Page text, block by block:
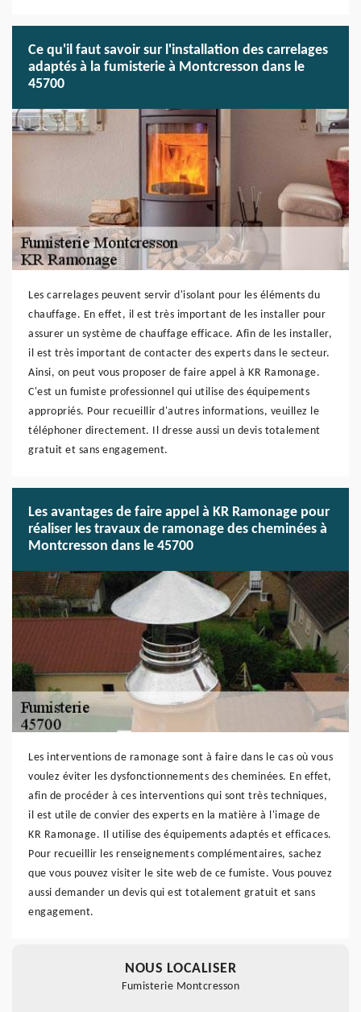
Ce qu'il faut savoir sur l'installation des carrelages
adaptés à la fumisterie à Montcresson dans le
45700
Les carrelages peuvent servir d'isolant pour les éléments du
chauffage. En effet, il est très important de les installer pour
assurer un système de chauffage efficace. Afin de les installer,
il est très important de contacter des experts dans le secteur.
Ainsi, on peut vous proposer de faire appel à KR Ramonage.
C'est un fumiste professionnel qui utilise des équipements
appropriés. Pour recueillir d'autres informations, veuillez le
téléphoner directement. Il dresse aussi un devis totalement
gratuit et sans engagement.
Les avantages de faire appel à KR Ramonage pour
réaliser les travaux de ramonage des cheminées à
Montcresson dans le 45700
Les interventions de ramonage sont à faire dans le cas où vous
voulez éviter les dysfonctionnements des cheminées. En effet,
afin de procéder à ces interventions qui sont très techniques,
il est utile de convier des experts en la matière à l'image de
KR Ramonage. Il utilise des équipements adaptés et efficaces.
Pour recueillir les renseignements complémentaires, sachez
que vous pouvez visiter le site web de ce fumiste. Vous pouvez
aussi demander un devis qui est totalement gratuit et sans
engagement.
NOUS LOCALISER
Fumisterie Montcresson